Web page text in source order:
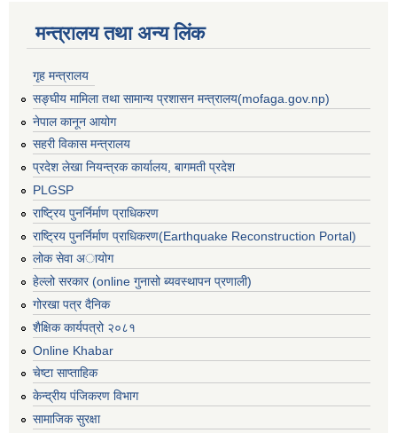
मन्त्रालय तथा अन्य लिंक
गृह मन्त्रालय
सङ्घीय मामिला तथा सामान्य प्रशासन मन्त्रालय(mofaga.gov.np)
नेपाल कानून आयोग
सहरी विकास मन्त्रालय
प्रदेश लेखा नियन्त्रक कार्यालय, बागमती प्रदेश
PLGSP
राष्ट्रिय पुनर्निर्माण प्राधिकरण
राष्ट्रिय पुनर्निर्माण प्राधिकरण(Earthquake Reconstruction Portal)
लोक सेवा अायोग
हेल्लो सरकार (online गुनासो ब्यवस्थापन प्रणाली)
गोरखा पत्र दैनिक
शैक्षिक कार्यपत्रो २०८१
Online Khabar
चेष्टा साप्ताहिक
केन्द्रीय पंजिकरण विभाग
सामाजिक सुरक्षा